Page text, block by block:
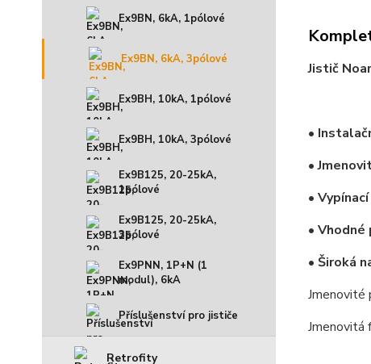
Ex9BN, 6kA, 1pólové
Ex9BN, 6kA, 3pólové
Ex9BH, 10kA, 1pólové
Ex9BH, 10kA, 3pólové
Ex9B125, 20-25kA,
1pólové
Ex9B125, 20-25kA,
3pólové
Ex9PNN, 1P+N (1
modul), 6kA
Příslušenství pro jističe
Retrofity
Jistič
•
•
•
•
• Široká
Jmenovité
Jmenovitá